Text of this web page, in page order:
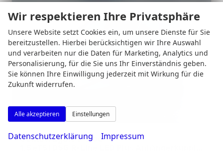
Volkswagen T-Roc
Wir respektieren Ihre Privatsphäre
Unsere Website setzt Cookies ein, um unsere Dienste für Sie
bereitzustellen. Hierbei berücksichtigen wir Ihre Auswahl
und verarbeiten nur die Daten für Marketing, Analytics und
Personalisierung, für die Sie uns Ihr Einverständnis geben.
Sie können Ihre Einwilligung jederzeit mit Wirkung für die
Zukunft widerrufen.
Alle akzeptieren Einstellungen
Datenschutzerklärung Impressum